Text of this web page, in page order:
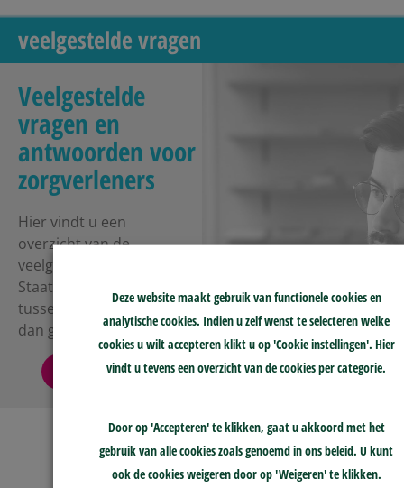
veelgestelde vragen
Veelgestelde
vragen en
antwoorden voor
zorgverleners
Hier vindt u een
overzicht van de
veelgestelde vragen.
Staat uw vraag er niet
tussen, mail of bel ons
dan gerust.
GA VERDER
Deze website maakt gebruik van functionele cookies en
analytische cookies. Indien u zelf wenst te selecteren welke
cookies u wilt accepteren klikt u op 'Cookie instellingen'. Hier
vindt u tevens een overzicht van de cookies per categorie.
Door op 'Accepteren' te klikken, gaat u akkoord met het
gebruik van alle cookies zoals genoemd in ons beleid. U kunt
ook de cookies weigeren door op 'Weigeren' te klikken.